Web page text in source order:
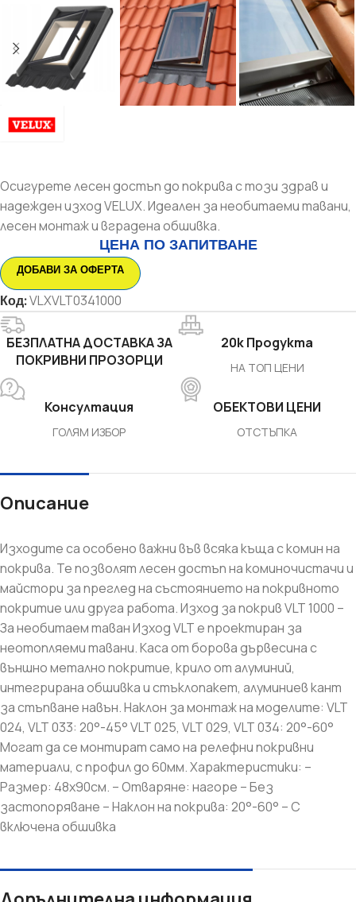
Осигурете лесен достъп до покрива с този здрав и
надежден изход VELUX. Идеален за необитаеми тавани,
лесен монтаж и вградена обшивка.
ЦЕНА ПО ЗАПИТВАНЕ
ДОБАВИ ЗА ОФЕРТА
Код:VLXVLT0341000
БЕЗПЛАТНА ДОСТАВКА ЗА
ПОКРИВНИ ПРОЗОРЦИ
20k Продукта
НА ТОП ЦЕНИ
Консултация
ГОЛЯМ ИЗБОР
ОБЕКТОВИ ЦЕНИ
ОТСТЪПКА
Описание
Изходите са особено важни във всяка къща с комин на
покрива. Те позволят лесен достъп на коминочистачи и
майстори за преглед на състоянието на покривното
покритие или друга работа. Изход за покрив VLT 1000 –
За необитаем таван Изход VLT е проектиран за
неотопляеми тавани. Kаса от борова дървесина с
външно метално покритие, крило от алуминий,
интегрирана обшивка и стъклопакет, алуминиев кант
за стъпване навън. Наклон за монтаж на моделите: VLT
024, VLT 033: 20°-45° VLT 025, VLT 029, VLT 034: 20°-60°
Могат да се монтират само на релефни покривни
материали, с профил до 60мм. Характеристики: –
Размер: 48х90см. – Отваряне: нагоре – Без
застопоряване – Наклон на покрива: 20°-60° – С
включена обшивка